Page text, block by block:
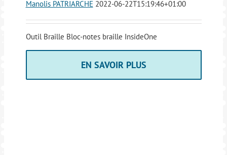
Manolis PATRIARCHE 2022-06-22T15:19:46+01:00
Outil Braille Bloc-notes braille InsideOne
EN SAVOIR PLUS